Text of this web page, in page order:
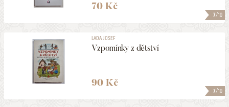
7/10
70 Kč
7/10
LADA JOSEF
Vzpomínky z dětství
90 Kč